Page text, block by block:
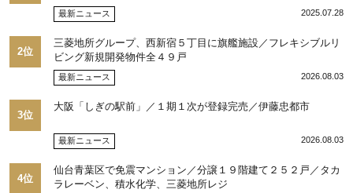
最新ニュース 2025.07.28
2位
三菱地所グループ、西新宿５丁目に旗艦施設／フレキシブルリ
ビング新規開発物件全４９戸
最新ニュース 2026.08.03
3位
大阪「しぎの駅前」／１期１次が登録完売／伊藤忠都市
最新ニュース 2026.08.03
4位
仙台青葉区で免震マンション／分譲１９階建て２５２戸／タカ
ラレーベン、積水化学、三菱地所レジ